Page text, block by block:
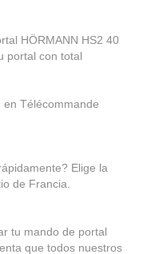
HÖRMANN HS2 40
portal con total
Télécommande
Elige la
de Francia.
tu mando de portal
que todos nuestros